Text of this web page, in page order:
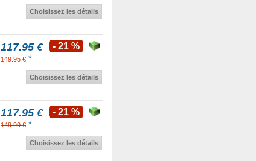
Choisissez les détails
117.95 €
149.95 € *
- 21 %
Choisissez les détails
117.95 €
149.99 € *
- 21 %
Choisissez les détails